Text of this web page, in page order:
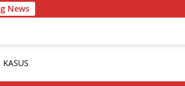
News Miris !